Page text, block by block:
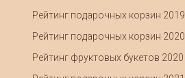
Рейтинг подарочных корзин 2019
Рейтинг подарочных корзин 2020
Рейтинг фруктовых букетов 2020